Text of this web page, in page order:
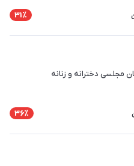
31٪
مجلسی دخترانه و زنانه
36٪